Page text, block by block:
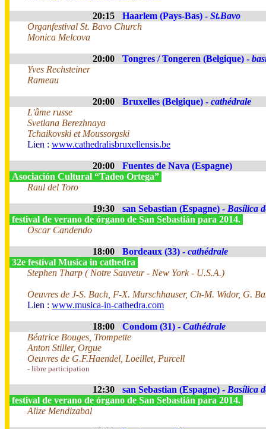
20:15 Haarlem (Pays-Bas) - St.Bavo
Organfestival St. Bavo Church
Monica Melcova
20:00 Tongres / Tongeren (Belgique) -
Yves Rechsteiner
Rameau
20:00 Bruxelles (Belgique) - cathédrale
L'âme russe
Svetlana Berezhnaya
Tchaikovski et Moussorgski
Lien : www.cathedralisbruxellensis.be
20:00
Fuentes de Nava (Espagne)
Asociación Cultural “Tadeo Ortega”
Raul del Toro
19:30 san Sebastian (Espagne) - Basílica
festival de verano de órgano de San Sebastián para 2014.
Oscar Candendo
18:00 Bordeaux (33) - cathédrale
32e festival Musica in cathedra
Stephen Tharp ( Notre Sauveur - New York - U.S.A.)
Oeuvres de J-S. Bach, F-X. Murschhauser, Ch-M. Widor, G.
Lien : www.musica-in-cathedra.com
18:00 Condom (31) - Cathédrale
Béatrice Bouges, Trompette
Anton Stiller, Orgue
Oeuvres de G.F.Haendel, Loeillet, Purcell
- libre participation
12:30 san Sebastian (Espagne) - Basílica
festival de verano de órgano de San Sebastián para 2014.
Alize Mendizabal